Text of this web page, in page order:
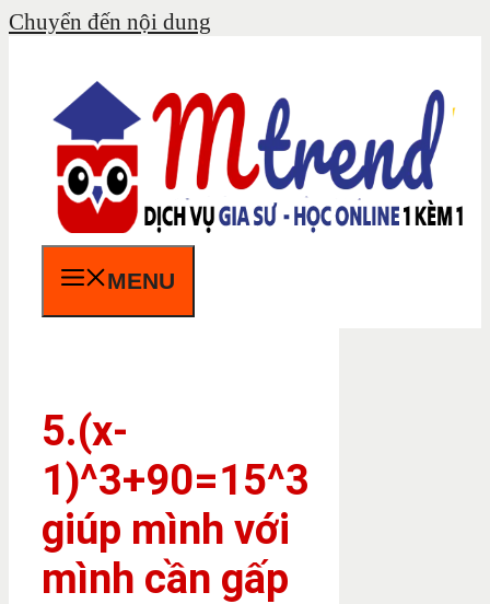
Chuyển đến nội dung
MENU
5.(x-
1)^3+90=15^3
giúp mình với
mình cần gấp